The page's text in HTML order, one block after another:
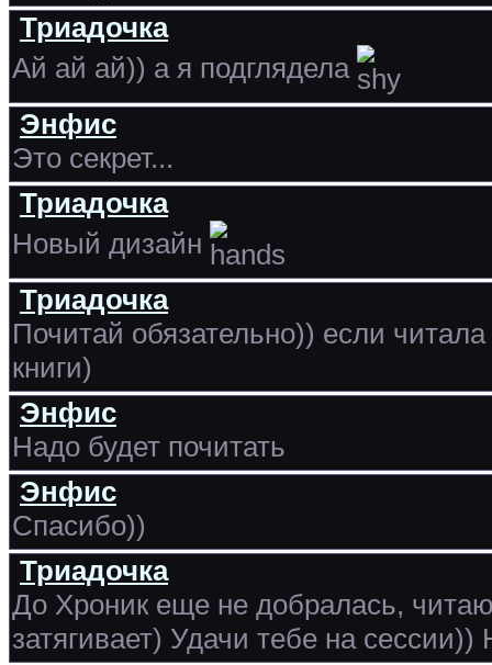
Триадочка
Ай ай ай)) а я подглядела
Энфис
Это секрет...
Триадочка
Новый дизайн
Триадочка
Почитай обязательно)) если
книги)
Энфис
Надо будет почитать
Энфис
Спасибо))
Триадочка
До Хроник еще не добралась,
затягивает) Удачи тебе на сессии))